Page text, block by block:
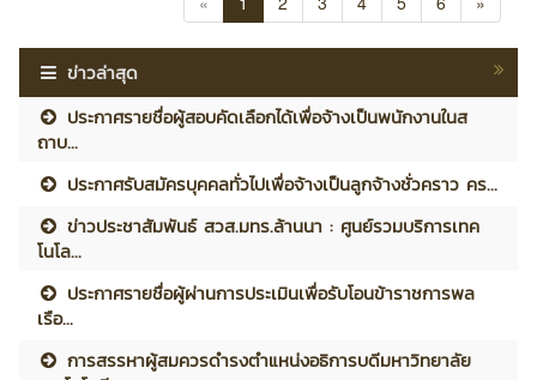
ข่าวล่าสุด
ประกาศรายชื่อผู้สอบคัดเลือกได้เพื่อจ้างเป็นพนักงานในส
ถาบ...
ประกาศรับสมัครบุคคลทั่วไปเพื่อจ้างเป็นลูกจ้างชั่วคราว คร...
ข่าวประชาสัมพันธ์ สวส.มทร.ล้านนา : ศูนย์รวมบริการเทค
โนโล...
ประกาศรายชื่อผู้ผ่านการประเมินเพื่อรับโอนข้าราชการพล
เรือ...
การสรรหาผู้สมควรดำรงตำแหน่งอธิการบดีมหาวิทยาลัย